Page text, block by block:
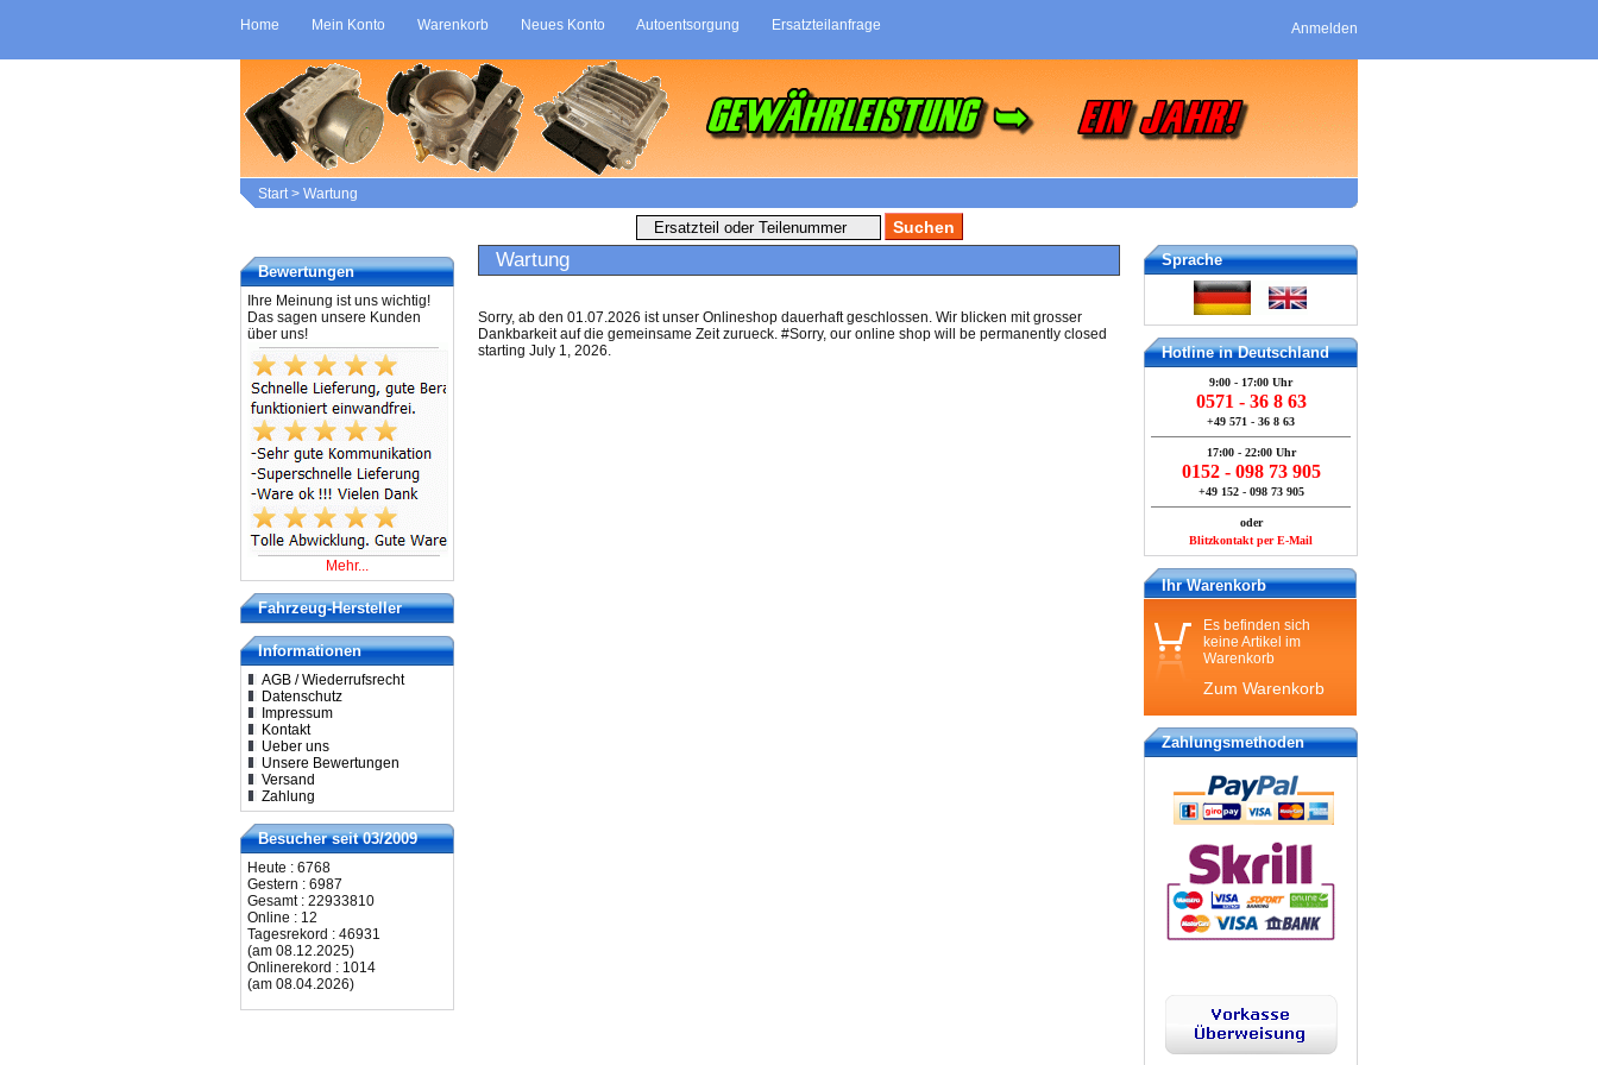
Home Mein Konto Warenkorb Neues Konto Autoentsorgung Ersatzteilanfrage Anmelden
Start> Wartung
Wartung
Sorry, ab den 01.07.2026 ist unser Onlineshop dauerhaft geschlossen. Wir blicken mit grosser
Dankbarkeit auf die gemeinsame Zeit zurueck. #Sorry, our online shop will be permanently closed
starting July 1, 2026.
Bewertungen
Ihre Meinung ist uns wichtig!
Das sagen unsere Kunden
über uns!
Mehr...
Fahrzeug-Hersteller
Informationen
AGB / Wiederrufsrecht
Datenschutz
Impressum
Kontakt
Ueber uns
Unsere Bewertungen
Versand
Zahlung
Besucher seit 03/2009
Heute : 6768
Gestern : 6987
Gesamt : 22933810
Online : 12
Tagesrekord : 46931
(am 08.12.2025)
Onlinerekord : 1014
(am 08.04.2026)
Sprache
Hotline in Deutschland
9:00 - 17:00 Uhr
0571 - 36 8 63
+49 571 - 36 8 63
17:00 - 22:00 Uhr
0152 - 098 73 905
+49 152 - 098 73 905
oder
Blitzkontakt per E-Mail
Ihr Warenkorb
Es befinden sich
keine Artikel im
Warenkorb
Zum Warenkorb
Zahlungsmethoden